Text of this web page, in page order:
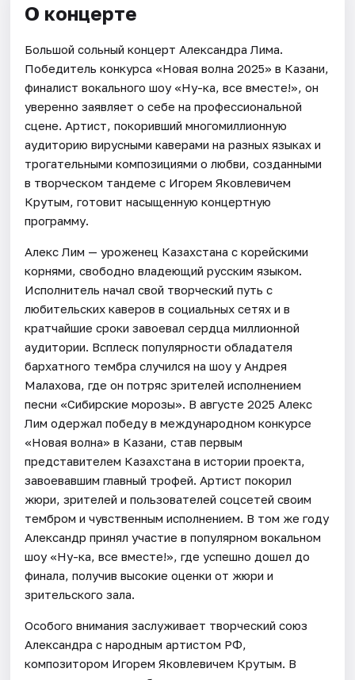
О концерте
Большой сольный концерт Александра Лима.
Победитель конкурса «Новая волна 2025» в Казани,
финалист вокального шоу «Ну-ка, все вместе!», он
уверенно заявляет о себе на профессиональной
сцене. Артист, покоривший многомиллионную
аудиторию вирусными каверами на разных языках и
трогательными композициями о любви, созданными
в творческом тандеме с Игорем Яковлевичем
Крутым, готовит насыщенную концертную
программу.
Алекс Лим — уроженец Казахстана с корейскими
корнями, свободно владеющий русским языком.
Исполнитель начал свой творческий путь с
любительских каверов в социальных сетях и в
кратчайшие сроки завоевал сердца миллионной
аудитории. Всплеск популярности обладателя
бархатного тембра случился на шоу у Андрея
Малахова, где он потряс зрителей исполнением
песни «Сибирские морозы». В августе 2025 Алекс
Лим одержал победу в международном конкурсе
«Новая волна» в Казани, став первым
представителем Казахстана в истории проекта,
завоевавшим главный трофей. Артист покорил
жюри, зрителей и пользователей соцсетей своим
тембром и чувственным исполнением. В том же году
Александр принял участие в популярном вокальном
шоу «Ну-ка, все вместе!», где успешно дошел до
финала, получив высокие оценки от жюри и
зрительского зала.
Особого внимания заслуживает творческий союз
Александра с народным артистом РФ,
композитором Игорем Яковлевичем Крутым. В